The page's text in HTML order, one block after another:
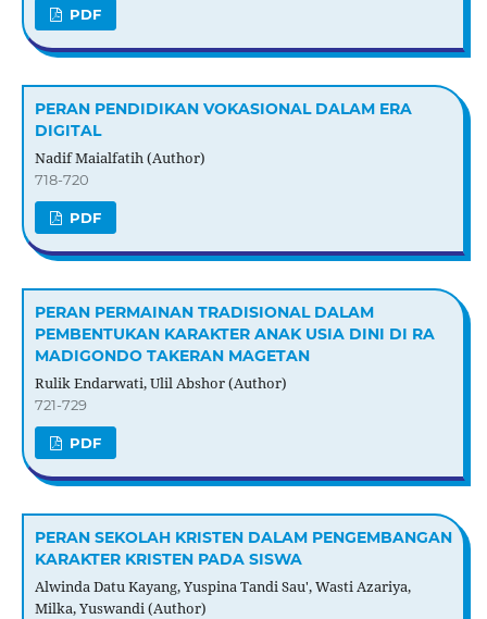
PDF
PERAN PENDIDIKAN VOKASIONAL DALAM ERA
DIGITAL
Nadif Maialfatih (Author)
718-720
PDF
PERAN PERMAINAN TRADISIONAL DALAM
PEMBENTUKAN KARAKTER ANAK USIA DINI DI RA
MADIGONDO TAKERAN MAGETAN
Rulik Endarwati, Ulil Abshor (Author)
721-729
PDF
PERAN SEKOLAH KRISTEN DALAM PENGEMBANGAN
KARAKTER KRISTEN PADA SISWA
Alwinda Datu Kayang, Yuspina Tandi Sau', Wasti Azariya,
Milka, Yuswandi (Author)